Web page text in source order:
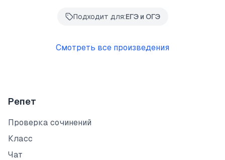
Подходит для:ЕГЭ и ОГЭ
Смотреть все произведения
Репет
Проверка сочинений
Класс
Чат